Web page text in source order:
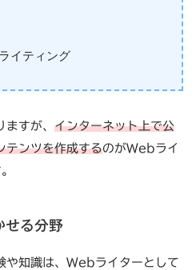
イティング
すが、 インターネット上で公
テンツを作成するのがWebライ
せる分野
や知識は、Webライターとして